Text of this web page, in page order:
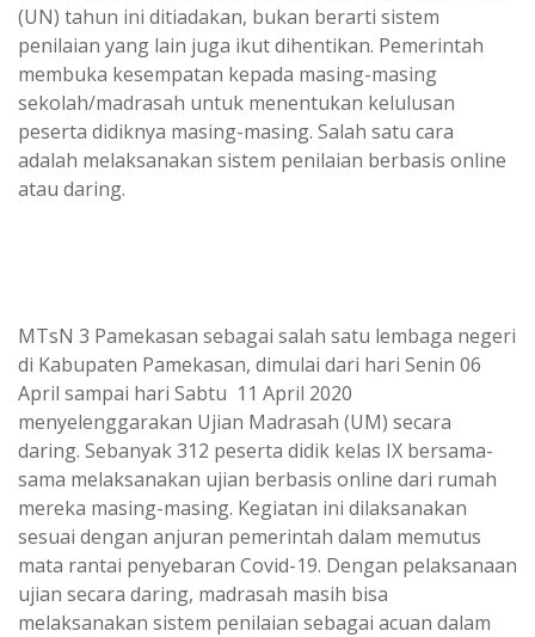
(UN) tahun ini ditiadakan, bukan berarti sistem
penilaian yang lain juga ikut dihentikan. Pemerintah
membuka kesempatan kepada masing-masing
sekolah/madrasah untuk menentukan kelulusan
peserta didiknya masing-masing. Salah satu cara
adalah melaksanakan sistem penilaian berbasis online
atau daring.
MTsN 3 Pamekasan sebagai salah satu lembaga negeri
di Kabupaten Pamekasan, dimulai dari hari Senin 06
April sampai hari Sabtu 11 April 2020
menyelenggarakan Ujian Madrasah (UM) secara
daring. Sebanyak 312 peserta didik kelas IX bersama-
sama melaksanakan ujian berbasis online dari rumah
mereka masing-masing. Kegiatan ini dilaksanakan
sesuai dengan anjuran pemerintah dalam memutus
mata rantai penyebaran Covid-19. Dengan pelaksanaan
ujian secara daring, madrasah masih bisa
melaksanakan sistem penilaian sebagai acuan dalam